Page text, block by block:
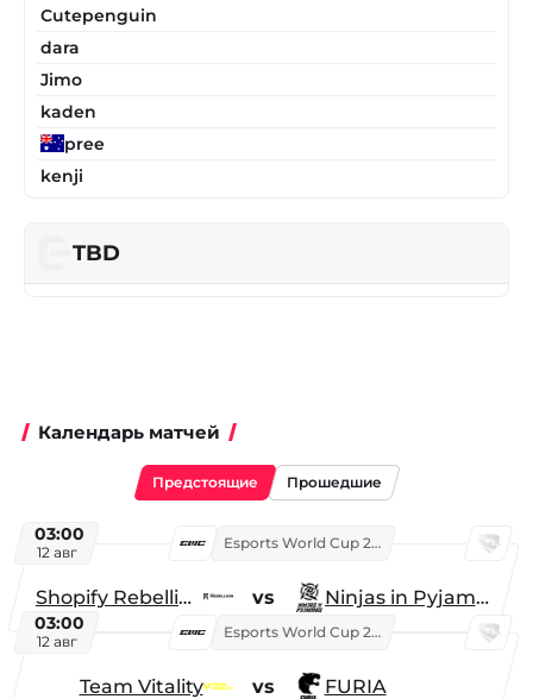
Cutepenguin
dara
Jimo
kaden
pree
kenji
TBD
Календарь матчей
Предстоящие Прошедшие
03:00
12 авг
Esports World Cup 2026
Shopify Rebellion vs Ninjas in Pyjamas
03:00
12 авг
Esports World Cup 2026
Team Vitality vs FURIA